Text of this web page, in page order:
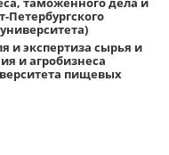
Петербургского
и экспертиза сырья и
и агробизнеса
пищевых